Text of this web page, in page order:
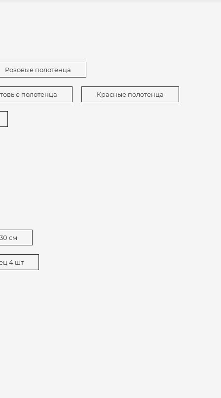
Розовые полотенца
полотенца Красные полотенца
см
4 шт